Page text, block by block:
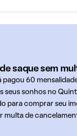
saque sem
pagou 60
seus sonhos no
para comprar seu
multa de